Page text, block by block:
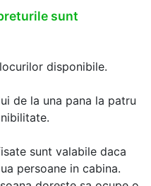
sunt
disponibile.
de la una pana la patru
sunt valabile daca
persoane in cabina.